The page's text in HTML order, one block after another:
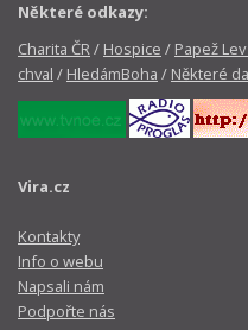
Některé odkazy:
Charita ČR/ Hospice / Papež Lev
chval / HledámBoha / Některé
Vira.cz
Kontakty
Info o webu
Napsali nám
Podpořte nás